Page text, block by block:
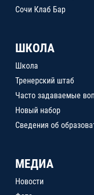
Сочи Клаб Бар
ШКОЛА
Школа
Тренерский штаб
Часто задаваемые
Новый набор
Сведения об
МЕДИА
Новости